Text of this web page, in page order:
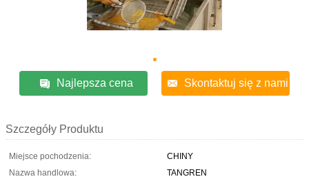
Najlepsza cena Skontaktuj się z nami
Szczegóły Produktu
Miejsce pochodzenia:
CHINY
Nazwa handlowa:
TANGREN